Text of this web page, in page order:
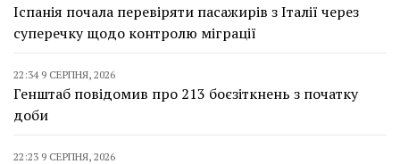
Іспанія почала перевіряти пасажирів з Італії через
суперечку щодо контролю міграції
22:34 9 СЕРПНЯ, 2026
Генштаб повідомив про 213 боєзіткнень з початку
доби
22:23 9 СЕРПНЯ, 2026